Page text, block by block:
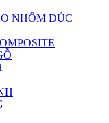
NHÔM ĐÚC